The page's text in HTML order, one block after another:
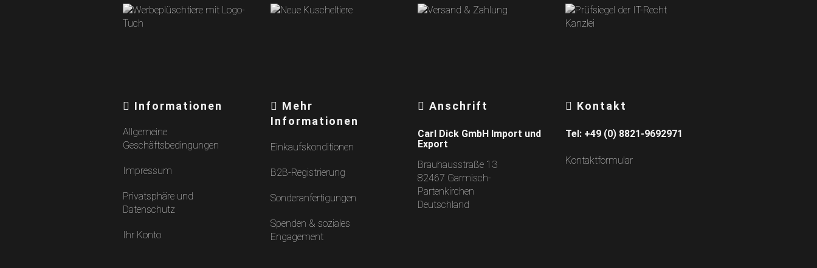
Informationen
Allgemeine
Geschäftsbedingungen
Impressum
Privatsphäre und
Datenschutz
Ihr Konto
Mehr
Informationen
Einkaufskonditionen
B2B-Registrierung
Sonderanfertigungen
Spenden & soziales
Engagement
Anschrift
Carl Dick GmbH Import und
Export
Brauhausstraße 13
82467 Garmisch-
Partenkirchen
Deutschland
Kontakt
Tel: +49 (0) 8821-9692971
Kontaktformular